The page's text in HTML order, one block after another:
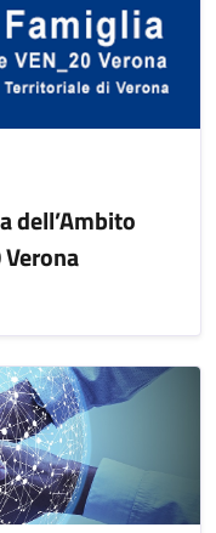
dell’Ambito